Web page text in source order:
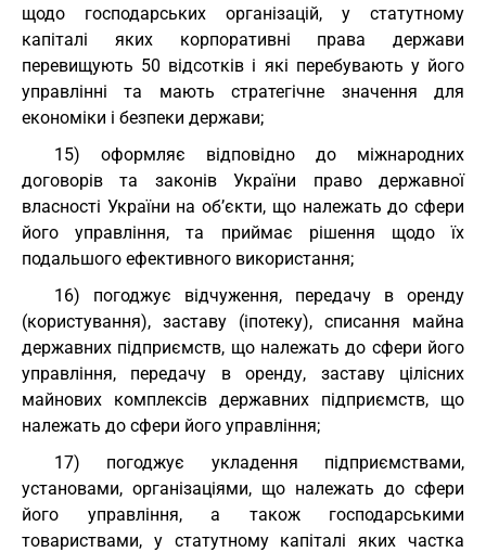
щодо господарських організацій, у статутному
капіталі яких корпоративні права держави
перевищують 50 відсотків і які перебувають у його
управлінні та мають стратегічне значення для
економіки і безпеки держави;
15) оформляє відповідно до міжнародних
договорів та законів України право державної
власності України на об’єкти, що належать до сфери
його управління, та приймає рішення щодо їх
подальшого ефективного використання;
16) погоджує відчуження, передачу в оренду
(користування), заставу (іпотеку), списання майна
державних підприємств, що належать до сфери його
управління, передачу в оренду, заставу цілісних
майнових комплексів державних підприємств, що
належать до сфери його управління;
17) погоджує укладення підприємствами,
установами, організаціями, що належать до сфери
його управління, а також господарськими
товариствами, у статутному капіталі яких частка